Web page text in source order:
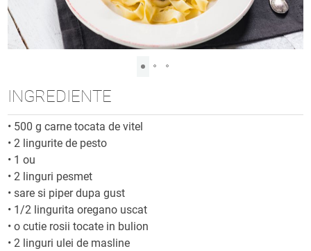
INGREDIENTE
• 500 g carne tocata de vitel
• 2 lingurite de pesto
• 1 ou
• 2 linguri pesmet
•sare si piper dupa gust
• 1/2 lingurita oregano uscat
•o cutie rosii tocate in bulion
• 2 linguri ulei de masline